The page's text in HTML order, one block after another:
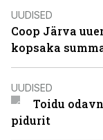
UUDISED
Coop Järva
kopsaka
UUDISED
Toidu
pidurit